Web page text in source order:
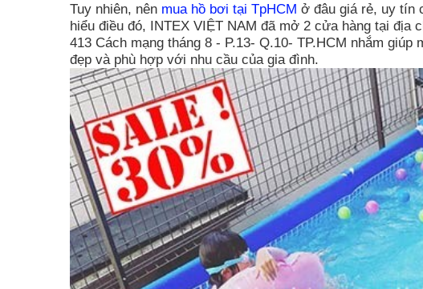
Tuy nhiên, nên mua hồ bơi tại TpHCM ở đâu giá rẻ, uy tín
hiểu điều đó, INTEX VIỆT NAM đã mở 2 cửa hàng tại địa
413 Cách mạng tháng 8 - P.13- Q.10- TP.HCM nhắm
đẹp và phù hợp với nhu cầu của gia đình.